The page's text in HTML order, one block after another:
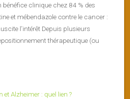
clinique chez 84 % des
et mébendazole contre le cancer :
l’intérêt Depuis plusieurs
thérapeutique (ou
Alzheimer : quel lien ?